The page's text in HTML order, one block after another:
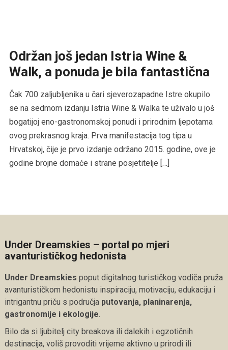
Održan još jedan Istria Wine &
Walk, a ponuda je bila fantastična
Čak 700 zaljubljenika u čari sjeverozapadne Istre okupilo
se na sedmom izdanju Istria Wine & Walka te uživalo u još
bogatijoj eno-gastronomskoj ponudi i prirodnim ljepotama
ovog prekrasnog kraja. Prva manifestacija tog tipa u
Hrvatskoj, čije je prvo izdanje održano 2015. godine, ove je
godine brojne domaće i strane posjetitelje […]
Under Dreamskies – portal po mjeri
avanturističkog hedonista
Under Dreamskies poput digitalnog turističkog vodiča pruža
avanturističkom hedonistu inspiraciju, motivaciju, edukaciju i
intrigantnu priču s područja putovanja, planinarenja,
gastronomije i ekologije
Bilo da si ljubitelj city breakova ili dalekih i egzotičnih
destinacija, voliš provoditi vrijeme aktivno u prirodi ili